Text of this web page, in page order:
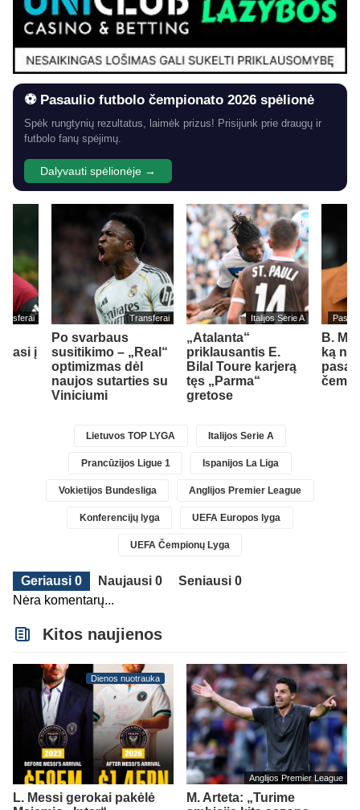
⚽ Pasaulio futbolo čempionato 2026 spėlionė
Spėk rungtynių rezultatus, laimėk prizus! Prisijunk prie draugų ir
futbolo fanų spėjimų.
Dalyvauti spėlionėje →
į
Transferai
Po svarbaus
susitikimo – „Real“
optimizmas dėl
naujos sutarties su
Viniciumi
Italijos Serie A
„Atalanta“
priklausantis E.
Bilal Toure karjerą
tęs „Parma“
gretose
B.
ką
Lietuvos TOP LYGA Italijos Serie A
Prancūzijos Ligue 1 Ispanijos La Liga
Vokietijos Bundesliga Anglijos Premier League
Konferencijų lyga UEFA Europos lyga
UEFA Čempionų Lyga
Geriausi 0 Naujausi 0
Seniausi 0
Nėra komentarų...
Kitos naujienos
Dienos nuotrauka
L. Messi gerokai pakėlė
Anglijos Premier League
M. Arteta: „Turime